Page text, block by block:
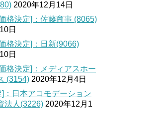
2020年12月14日
格決定]：佐藤商事 (8065)
日
格決定]：日新(9066)
日
格決定]：メディアスホー
(3154) 2020年12月4日
]：日本アコモデーション
法人(3226) 2020年12月1